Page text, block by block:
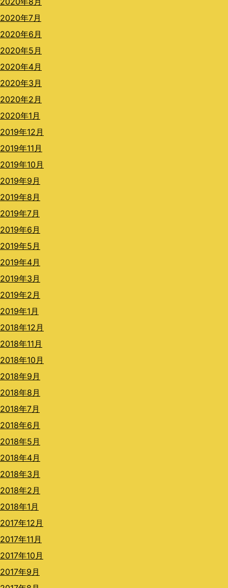
2020年7月
2020年6月
2020年5月
2020年4月
2020年3月
2020年2月
2020年1月
2019年12月
2019年11月
2019年10月
2019年9月
2019年8月
2019年7月
2019年6月
2019年5月
2019年4月
2019年3月
2019年2月
2019年1月
2018年12月
2018年11月
2018年10月
2018年9月
2018年8月
2018年7月
2018年6月
2018年5月
2018年4月
2018年3月
2018年2月
2018年1月
2017年12月
2017年11月
2017年10月
2017年9月